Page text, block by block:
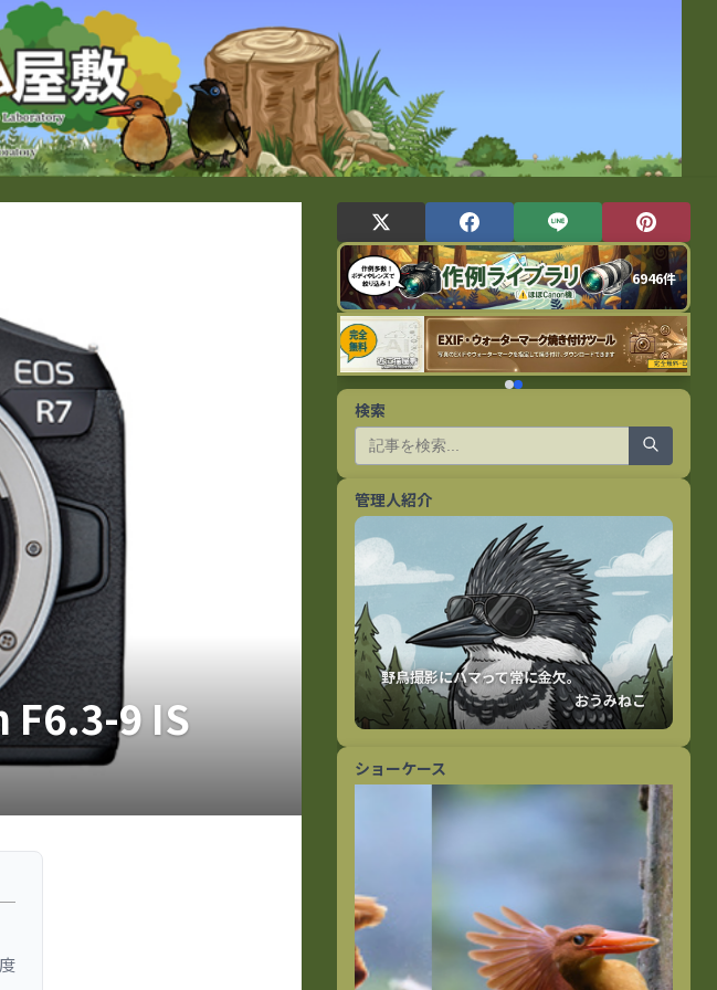
F6.3-9 IS
6946件
検索
管理人紹介
おうみねこ
ショーケース